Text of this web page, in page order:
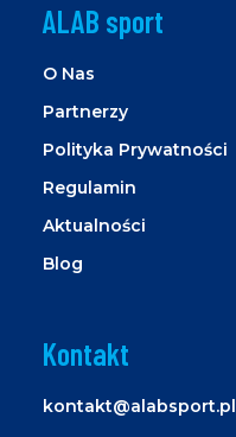
ALAB sport
O Nas
Partnerzy
Polityka Prywatności
Regulamin
Aktualności
Blog
Kontakt
kontakt@alabsport.pl